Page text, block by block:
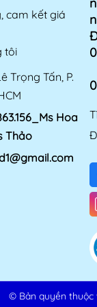
cam kết giá
tôi
Trọng Tấn, P.
Hoa
Thảo
© Bản quyền thuộc